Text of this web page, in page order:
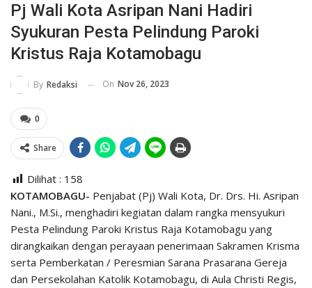
Pj Wali Kota Asripan Nani Hadiri
Syukuran Pesta Pelindung Paroki
Kristus Raja Kotamobagu
By Redaksi On Nov 26, 2023
0
Share
Dilihat : 158
KOTAMOBAGU- Penjabat (Pj) Wali Kota, Dr. Drs. Hi. Asripan
Nani., M.Si., menghadiri kegiatan dalam rangka mensyukuri
Pesta Pelindung Paroki Kristus Raja Kotamobagu yang
dirangkaikan dengan perayaan penerimaan Sakramen Krisma
serta Pemberkatan / Peresmian Sarana Prasarana Gereja
dan Persekolahan Katolik Kotamobagu, di Aula Christi Regis,